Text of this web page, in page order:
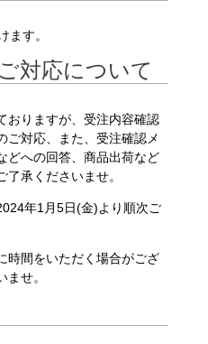
ます。
対応について
おりますが、受注内容確認
ご対応、また、受注確認メ
どへの回答、商品出荷など
承くださいませ。
年1月5日(金)より順次ご
時間をいただく場合がござ
せ。